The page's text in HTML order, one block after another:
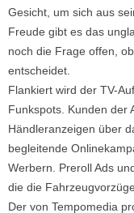
Gesicht, um sich aus
Freude gibt es das
noch die Frage offen,
entscheidet.
Flankiert wird der TV-
Funkspots. Kunden der
Händleranzeigen über
begleitende
Werbern. Preroll Ads
die die
Der von Tempomedia